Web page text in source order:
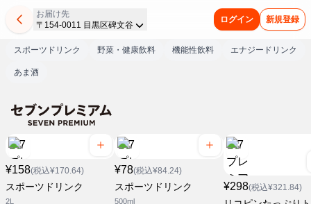
お届け先
〒154-0011 目黒区碑文谷
ログイン 新規登録
スポーツドリンク 野菜・健康飲料 機能性飲料 エナジードリンク
あま酒
¥158(税込¥170.64)
スポーツドリンク
2L
¥78(税込¥84.24)
スポーツドリンク
500ml
¥298(税込¥321.84)